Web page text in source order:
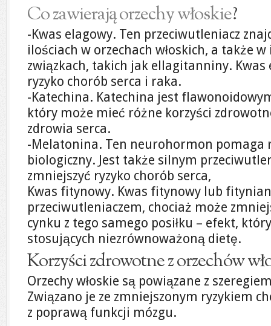
Co zawierają orzechy włoskie?
-Kwas elagowy. Ten przeciwutleniacz
ilościach w orzechach włoskich, a także
związkach, takich jak ellagitanniny.
ryzyko chorób serca i raka.
-Katechina. Katechina jest
który może mieć różne korzyści
zdrowia serca.
-Melatonina. Ten neurohormon pomaga
biologiczny. Jest także silnym
zmniejszyć ryzyko chorób serca,
Kwas fitynowy. Kwas fitynowy lub
przeciwutleniaczem, chociaż może
cynku z tego samego posiłku – efekt,
stosujących niezrównoważoną dietę.
Korzyści zdrowotne z orzechów
Orzechy włoskie są powiązane z
Związano je ze zmniejszonym ryzykiem
z poprawą funkcji mózgu.